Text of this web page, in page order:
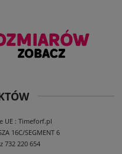
UE : Timeforf.pl
16C/SEGMENT 6
732 220 654